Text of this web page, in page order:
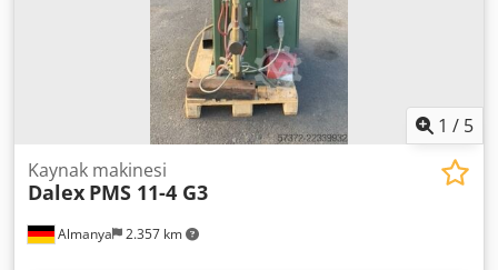
1 / 5
Almanya 2.357 km
Kaynak makinesi
Dalex PMS 11-4 G3